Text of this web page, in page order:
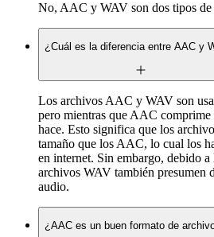
No, AAC y WAV son dos tipos de
¿Cuál es la diferencia entre AAC y
Los archivos AAC y WAV son
pero mientras que AAC
hace. Esto significa que los
tamaño que los AAC, lo cual los
en internet. Sin embargo, debido
archivos WAV también presumen
audio.
¿AAC es un buen formato de